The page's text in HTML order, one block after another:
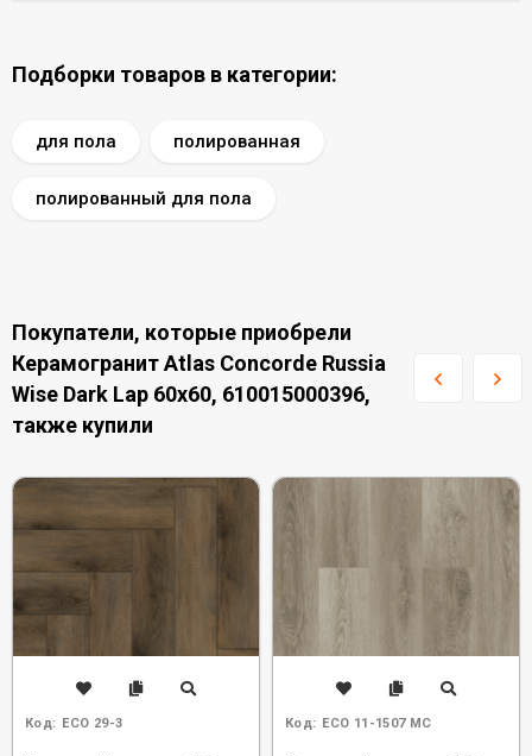
Подборки товаров в категории:
для пола полированная
полированный для пола
Покупатели, которые приобрели
Керамогранит Atlas Concorde Russia
Wise Dark Lap 60x60, 610015000396,
также купили
Код: ECO 29-3 Код: ECO 11-1507 MC